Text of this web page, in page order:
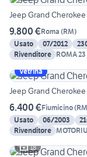
Jeep Grand Cherokee
9.800 €Roma (RM)
Usato
07/2012
Rivenditore ROMA 23
Vetrina
Jeep Grand
6.400 €Fiumicino(RM
Usato
06/2003
Rivenditore
18